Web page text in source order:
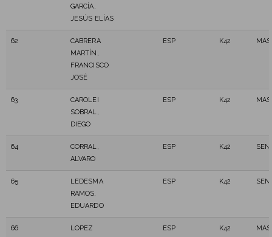
GARCÍA,
JESÚS ELÍAS
62
CABRERA
MARTÍN,
FRANCISCO
JOSÉ
ESP K42
63
CAROLEI
SOBRAL,
DIEGO
ESP K42
64
CORRAL,
ALVARO
ESP K42
65
LEDESMA
RAMOS,
EDUARDO
ESP K42
66
LOPEZ
ESP K42